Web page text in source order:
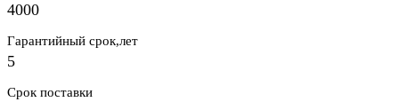
4000
Гарантийный срок,лет
5
Срок поставки